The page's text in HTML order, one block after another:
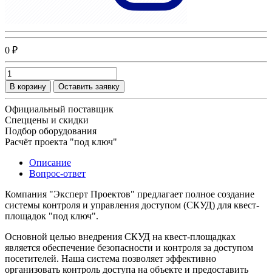
0 ₽
В корзину Оставить заявку
Официальный поставщик
Спеццены и скидки
Подбор оборудования
Расчёт проекта "под ключ"
Описание
Вопрос-ответ
Компания "Эксперт Проектов" предлагает полное создание
системы контроля и управления доступом (СКУД) для квест-
площадок "под ключ".
Основной целью внедрения СКУД на квест-площадках
является обеспечение безопасности и контроля за доступом
посетителей. Наша система позволяет эффективно
организовать контроль доступа на объекте и предоставить